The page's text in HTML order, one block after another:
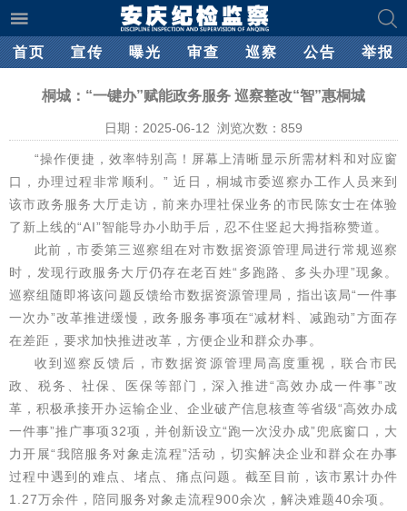
首页 宣传 曝光 审查 巡察 公告 举报
桐城：“一键办”赋能政务服务 巡察整改“智”惠桐城
日期：2025-06-12 浏览次数： 859
“操作便捷，效率特别高！屏幕上清晰显示所需材料和对应窗
口，办理过程非常顺利。” 近日，桐城市委巡察办工作人员来到
该市政务服务大厅走访，前来办理社保业务的市民陈女士在体验
了新上线的“AI”智能导办小助手后，忍不住竖起大拇指称赞道。
此前，市委第三巡察组在对市数据资源管理局进行常规巡察
时，发现行政服务大厅仍存在老百姓“多跑路、多头办理”现象。
巡察组随即将该问题反馈给市数据资源管理局，指出该局“一件事
一次办”改革推进缓慢，政务服务事项在“减材料、减跑动”方面存
在差距，要求加快推进改革，方便企业和群众办事。
收到巡察反馈后，市数据资源管理局高度重视，联合市民
政、税务、社保、医保等部门，深入推进“高效办成一件事”改
革，积极承接开办运输企业、企业破产信息核查等省级“高效办成
一件事”推广事项32项，并创新设立“跑一次没办成”兜底窗口，大
力开展“我陪服务对象走流程”活动，切实解决企业和群众在办事
过程中遇到的难点、堵点、痛点问题。截至目前，该市累计办件
1.27万余件，陪同服务对象走流程900余次，解决难题40余项。